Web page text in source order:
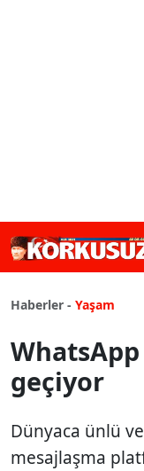
Haberler - Yaşam
geçiyor
Dünyaca ünlü
mesajlaşma